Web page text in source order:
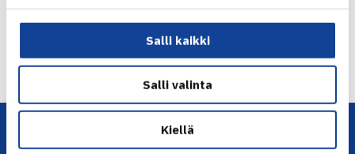
Salli kaikki
Salli valinta
Kiellä
Seuraava uutinen: TEHO Sport Tennisliiga… →